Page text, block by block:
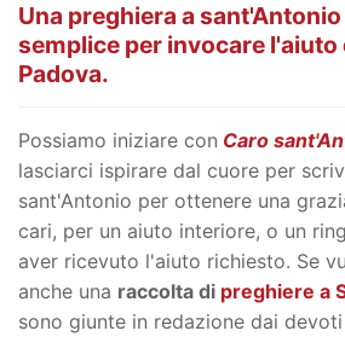
Una preghiera a
semplice per invocare l'aiuto
Padova.
Possiamo iniziare con Caro
lasciarci ispirare dal cuore per
sant'Antonio per ottenere una
cari, per un aiuto interiore, o un
aver ricevuto l'aiuto richiesto. Se
anche una raccolta di preghiere a
sono giunte in redazione dai